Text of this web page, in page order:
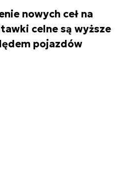
nowych ceł na
celne są wyższe
pojazdów